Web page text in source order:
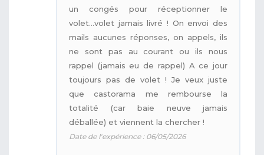
un congés pour réceptionner le
volet...volet jamais livré ! On envoi des
mails aucunes réponses, on appels, ils
ne sont pas au courant ou ils nous
rappel (jamais eu de rappel) A ce jour
toujours pas de volet ! Je veux juste
que castorama me rembourse la
totalité (car baie neuve jamais
déballée) et viennent la chercher !
Date de l'expérience : 06/05/2026